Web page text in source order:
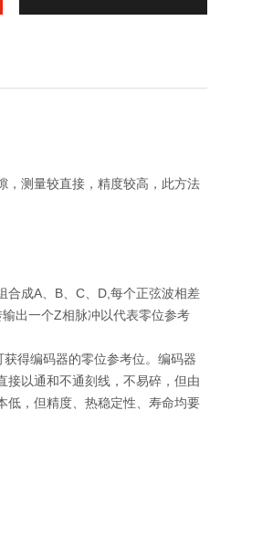
，测量较直接，精度较高，此方法
合成A、B、C、D,每个正弦波相差
出一个Z相脉冲以代表零位参考
得编码器的零位参考位。编码器
接以通和不通刻线，不易碎，但由
低，但精度、热稳定性、寿命均要